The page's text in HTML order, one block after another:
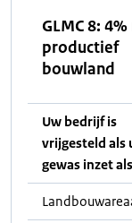
GLMC 8:
productief
bouwland
Uw bedrijf is
vrijgesteld als
gewas inzet